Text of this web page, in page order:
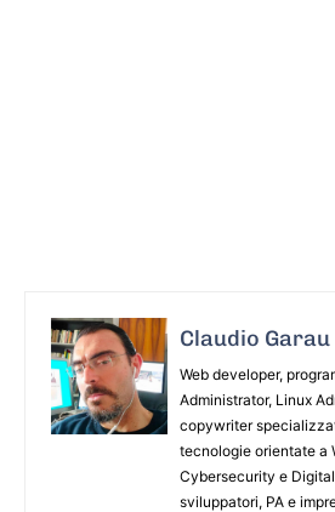
Claudio Garau
Web developer,
Administrator, Linux
copywriter
tecnologie orientate a
Cybersecurity e
sviluppatori, PA e